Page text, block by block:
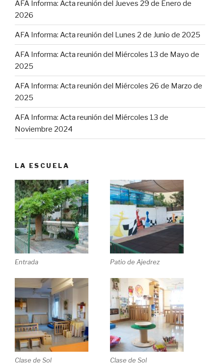
AFA Informa: Acta reunión del Jueves 29 de Enero de
2026
AFA Informa: Acta reunión del Lunes 2 de Junio de 2025
AFA Informa: Acta reunión del Miércoles 13 de Mayo de
2025
AFA Informa: Acta reunión del Miércoles 26 de Marzo de
2025
AFA Informa: Acta reunión del Miércoles 13 de
Noviembre 2024
LA ESCUELA
Entrada Patio de Ajedrez
Clase de Sol Clase de Sol